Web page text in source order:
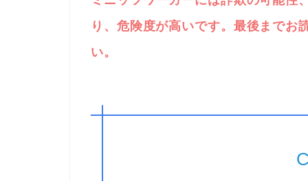
り、危険度が高いです。最後までお
い。